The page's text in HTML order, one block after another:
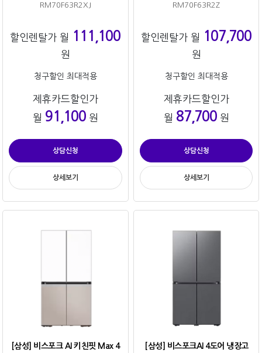
RM70F63R2XJ
할인렌탈가 월 111,100
원
청구할인 최대적용
제휴카드할인가
월 91,100원
상담신청
상세보기
RM70F63R2Z
할인렌탈가 월 107,700
원
청구할인 최대적용
제휴카드할인가
월 87,700원
상담신청
상세보기
[삼성] 비스포크 AI 키친핏 Max 4
[삼성] 비스포크AI 4도어 냉장고